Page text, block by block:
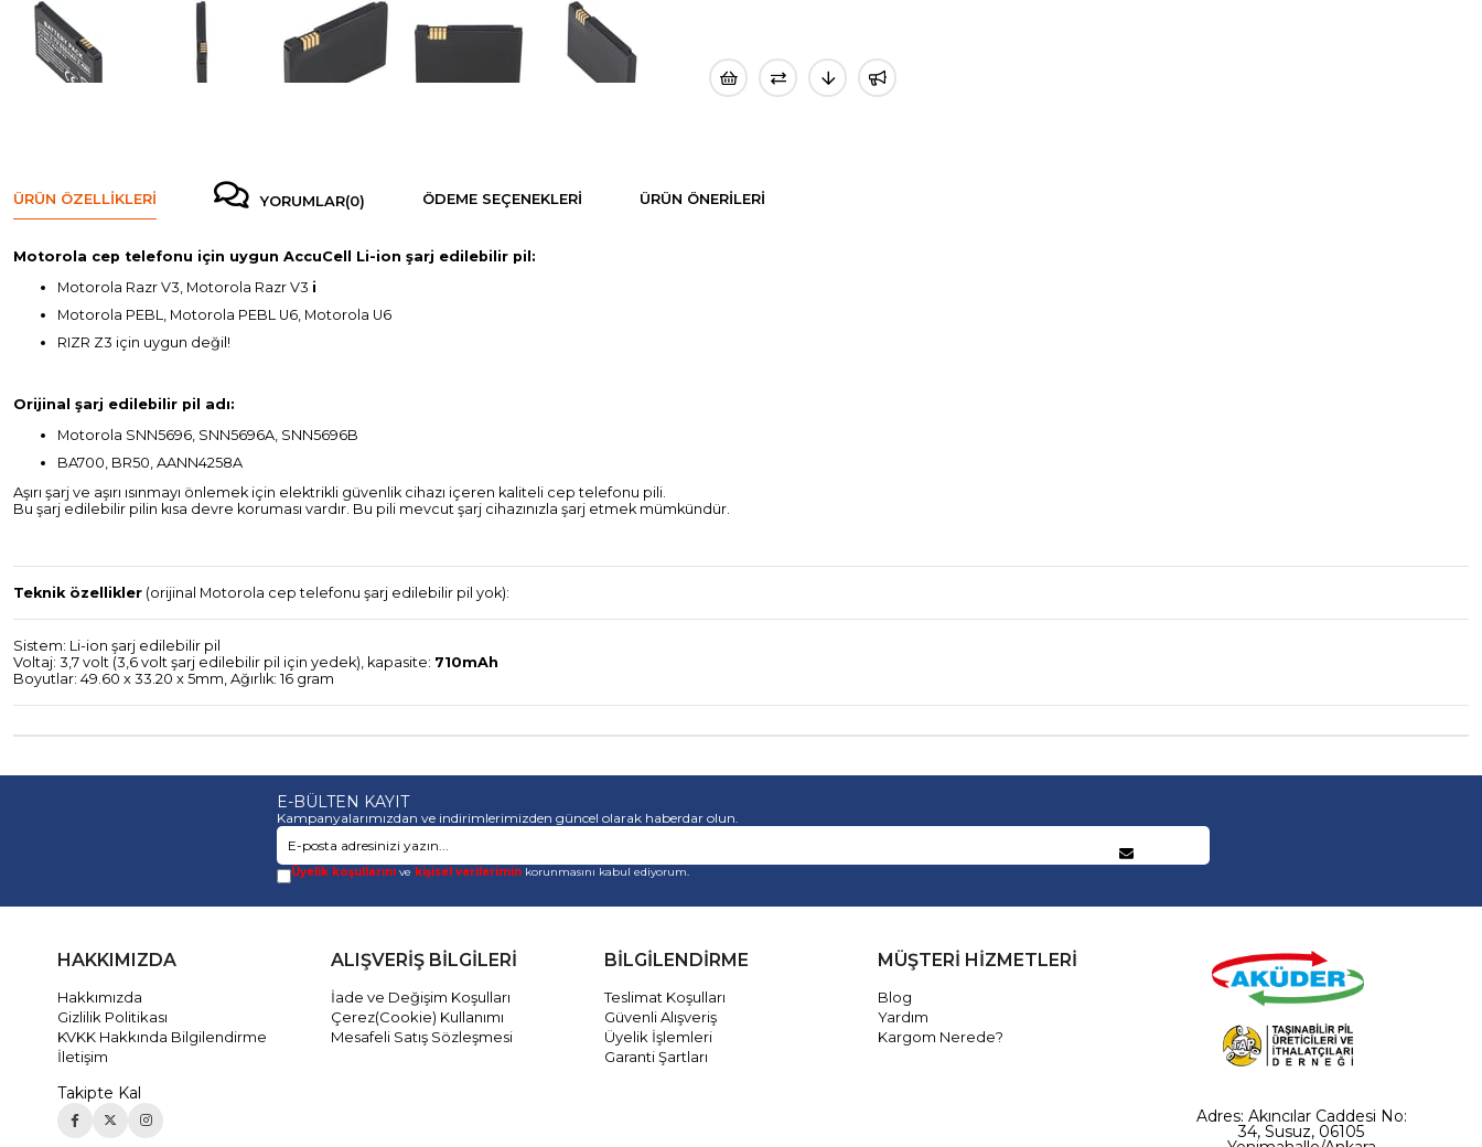
ÜRÜN ÖZELLIKLERI YORUMLAR(0) ÖDEME SEÇENEKLERI ÜRÜN ÖNERILERI
Motorola cep telefonu için uygun AccuCell Li-ion şarj edilebilir pil:
Motorola Razr V3, Motorola Razr V3 i
Motorola PEBL, Motorola PEBL U6, Motorola U6
RIZR Z3 için uygun değil!
Orijinal şarj edilebilir pil adı:
Motorola SNN5696, SNN5696A, SNN5696B
BA700, BR50, AANN4258A
Aşırı şarj ve aşırı ısınmayı önlemek için elektrikli güvenlik cihazı içeren kaliteli cep telefonu pili.
Bu şarj edilebilir pilin kısa devre koruması vardır. Bu pili mevcut şarj cihazınızla şarj etmek mümkündür.
Teknik özellikler (orijinal Motorola cep telefonu şarj edilebilir pil yok):
Sistem: Li-ion şarj edilebilir pil
Voltaj: 3,7 volt (3,6 volt şarj edilebilir pil için yedek), kapasite: 710mAh
Boyutlar: 49.60 x 33.20 x 5mm, Ağırlık: 16 gram
E-BÜLTEN KAYIT
Kampanyalarımızdan ve indirimlerimizden güncel olarak haberdar olun.
Üyelik koşullarını ve kişisel verilerimin korunmasını kabul ediyorum.
HAKKIMIZDA
Hakkımızda
Gizlilik Politikası
KVKK Hakkında Bilgilendirme
İletişim
Takipte Kal
ALIŞVERİŞ BİLGİLERİ
İade ve Değişim Koşulları
Çerez(Cookie) Kullanımı
Mesafeli Satış Sözleşmesi
BİLGİLENDİRME
Teslimat Koşulları
Güvenli Alışveriş
Üyelik İşlemleri
Garanti Şartları
MÜŞTERİ HİZMETLERİ
Blog
Yardım
Kargom Nerede?
Adres: Akıncılar Caddesi No:
34, Susuz, 06105